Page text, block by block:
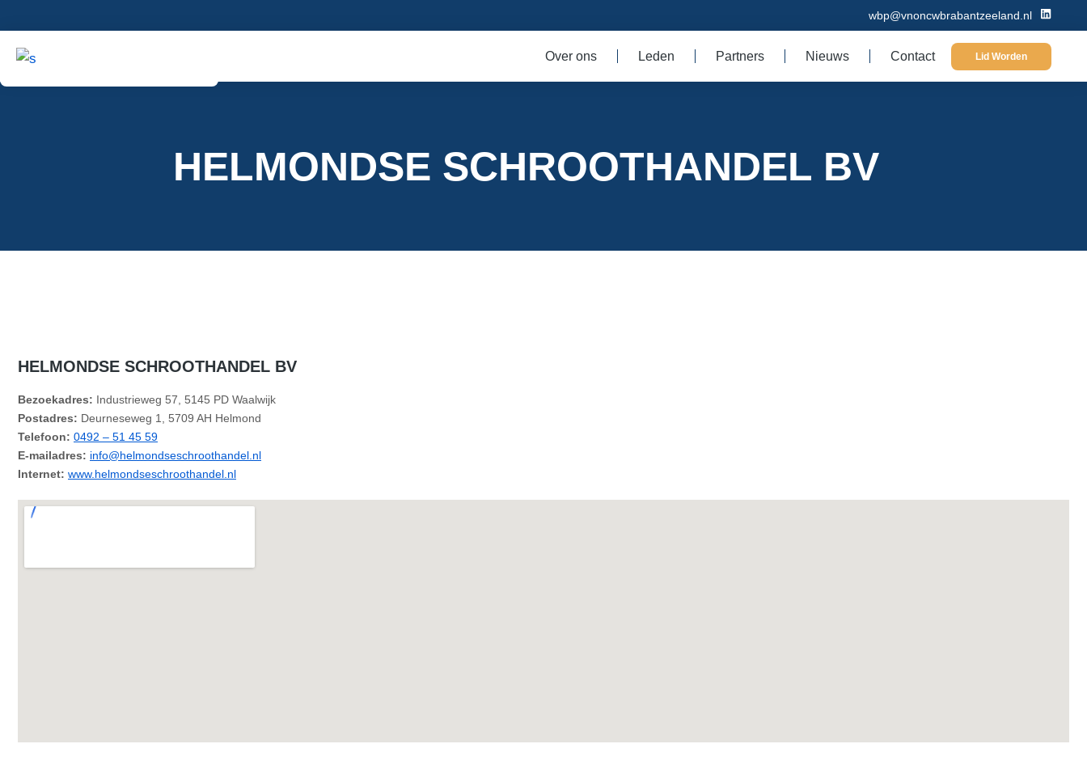
wbp@vnoncwbrabantzeeland.nl
Over ons Leden Partners Nieuws Contact Lid Worden
HELMONDSE SCHROOTHANDEL BV
HELMONDSE SCHROOTHANDEL BV
Bezoekadres: Industrieweg 57, 5145 PD Waalwijk
Postadres: Deurneseweg 1, 5709 AH Helmond
Telefoon: 0492 – 51 45 59
E-mailadres: info@helmondseschroothandel.nl
Internet: www.helmondseschroothandel.nl